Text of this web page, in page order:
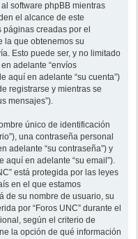
software phpBB mientras
el alcance de este
creadas por el
la que obtenemos su
Esto puede ser, y no limitado
adelante “envíos
aquí en adelante “su cuenta”)
registrarse y mientras se
mensajes”).
único de identificación
una contraseña personal
adelante “su contraseña”) y
en adelante “su email”).
está protegida por las leyes
en el que estamos
de su nombre de usuario, su
por “Foros UNC” durante el
según el criterio de
la opción de qué información